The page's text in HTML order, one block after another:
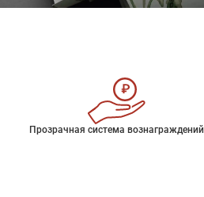
Прозрачная система вознаграждений